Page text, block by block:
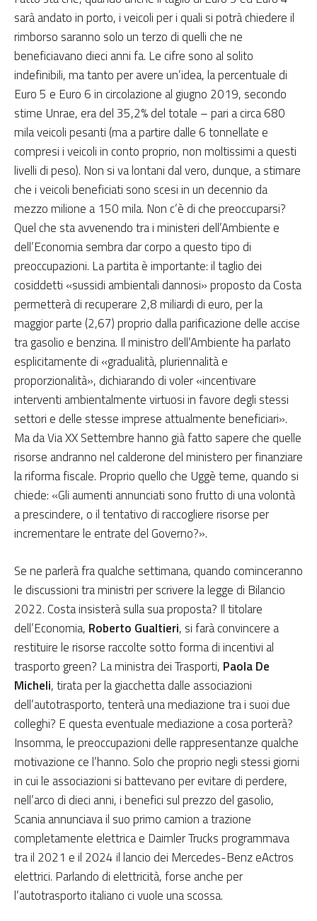
sarà andato in porto, i veicoli per i quali si potrà chiedere il
rimborso saranno solo un terzo di quelli che ne
beneficiavano dieci anni fa. Le cifre sono al solito
indefinibili, ma tanto per avere un’idea, la percentuale di
Euro 5 e Euro 6 in circolazione al giugno 2019, secondo
stime Unrae, era del 35,2% del totale – pari a circa 680
mila veicoli pesanti (ma a partire dalle 6 tonnellate e
compresi i veicoli in conto proprio, non moltissimi a questi
livelli di peso). Non si va lontani dal vero, dunque, a stimare
che i veicoli beneficiati sono scesi in un decennio da
mezzo milione a 150 mila. Non c’è di che preoccuparsi?
Quel che sta avvenendo tra i ministeri dell’Ambiente e
dell’Economia sembra dar corpo a questo tipo di
preoccupazioni. La partita è importante: il taglio dei
cosiddetti «sussidi ambientali dannosi» proposto da Costa
permetterà di recuperare 2,8 miliardi di euro, per la
maggior parte (2,67) proprio dalla parificazione delle accise
tra gasolio e benzina. Il ministro dell’Ambiente ha parlato
esplicitamente di «gradualità, pluriennalità e
proporzionalità», dichiarando di voler «incentivare
interventi ambientalmente virtuosi in favore degli stessi
settori e delle stesse imprese attualmente beneficiari».
Ma da Via XX Settembre hanno già fatto sapere che quelle
risorse andranno nel calderone del ministero per finanziare
la riforma fiscale. Proprio quello che Uggè teme, quando si
chiede: «Gli aumenti annunciati sono frutto di una volontà
a prescindere, o il tentativo di raccogliere risorse per
incrementare le entrate del Governo?».
Se ne parlerà fra qualche settimana, quando cominceranno
le discussioni tra ministri per scrivere la legge di Bilancio
2022. Costa insisterà sulla sua proposta? Il titolare
dell’Economia, Roberto Gualtieri, si farà convincere a
restituire le risorse raccolte sotto forma di incentivi al
trasporto green? La ministra dei Trasporti, Paola De
Micheli, tirata per la giacchetta dalle associazioni
dell’autotrasporto, tenterà una mediazione tra i suoi due
colleghi? E questa eventuale mediazione a cosa porterà?
Insomma, le preoccupazioni delle rappresentanze qualche
motivazione ce l’hanno. Solo che proprio negli stessi giorni
in cui le associazioni si battevano per evitare di perdere,
nell’arco di dieci anni, i benefici sul prezzo del gasolio,
Scania annunciava il suo primo camion a trazione
completamente elettrica e Daimler Trucks programmava
tra il 2021 e il 2024 il lancio dei Mercedes-Benz eActros
elettrici. Parlando di elettricità, forse anche per
l’autotrasporto italiano ci vuole una scossa.